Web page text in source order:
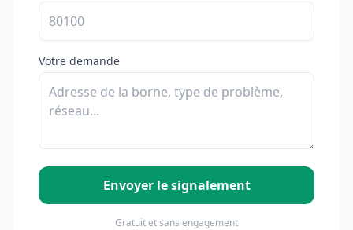
Votre demande
Envoyer le signalement
Gratuit et sans engagement